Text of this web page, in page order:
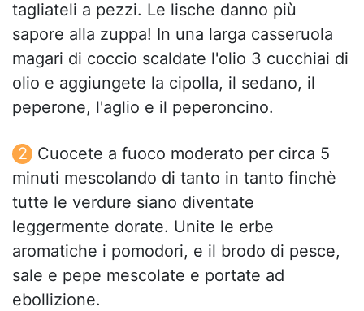
tagliateli a pezzi. Le lische danno più
sapore alla zuppa! In una larga casseruola
magari di coccio scaldate l'olio 3 cucchiai di
olio e aggiungete la cipolla, il sedano, il
peperone, l'aglio e il peperoncino.
Cuocete a fuoco moderato per circa 5
minuti mescolando di tanto in tanto finchè
tutte le verdure siano diventate
leggermente dorate. Unite le erbe
aromatiche i pomodori, e il brodo di pesce,
sale e pepe mescolate e portate ad
ebollizione.